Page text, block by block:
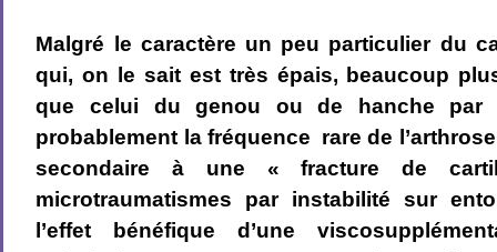
Malgré le caractère un peu particulier du
qui, on le sait est très épais, beaucoup
que celui du genou ou de hanche par
probablement la fréquence rare de
secondaire à une « fracture de
microtraumatismes par instabilité sur
l’effet bénéfique d’une